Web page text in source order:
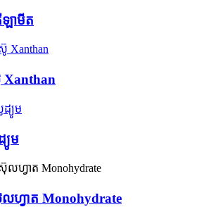
ាមីត
Xanthan
យូម
ហ្វាត Monohydrate